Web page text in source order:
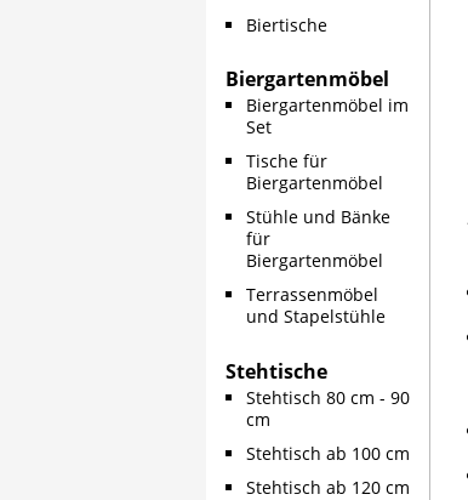
Biertische
Biergartenmöbel
Biergartenmöbel im
Set
Tische für
Biergartenmöbel
Stühle und Bänke
für
Biergartenmöbel
Terrassenmöbel
und Stapelstühle
Stehtische
Stehtisch 80 cm - 90
cm
Stehtisch ab 100 cm
Stehtisch ab 120 cm